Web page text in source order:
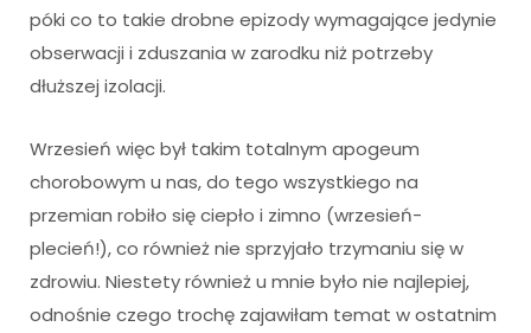
póki co to takie drobne epizody wymagające jedynie
obserwacji i zduszania w zarodku niż potrzeby
dłuższej izolacji.
Wrzesień więc był takim totalnym apogeum
chorobowym u nas, do tego wszystkiego na
przemian robiło się ciepło i zimno (wrzesień-
plecień!), co również nie sprzyjało trzymaniu się w
zdrowiu. Niestety również u mnie było nie najlepiej,
odnośnie czego trochę zajawiłam temat w ostatnim